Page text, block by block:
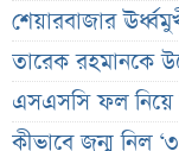
শেয়ারবাজার
তারেক রহমানকে
এসএসসি ফল নিয়ে
কীভাবে জন্ম নিল